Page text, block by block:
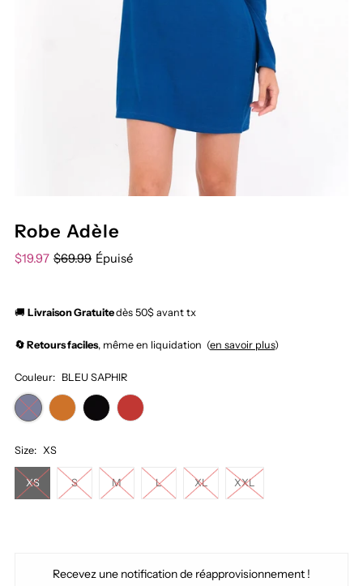
Robe Adèle
$19.97 $69.99 Épuisé
🚚Livraison Gratuitedès 50$ avant tx
🔄 Retours faciles, même en liquidation (en savoir plus)
Couleur: BLEU SAPHIR
Size: XS
XS S M L XL XXL
Recevez une notification de réapprovisionnement !